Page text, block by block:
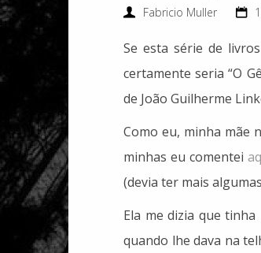
Fabricio Muller
Se esta série de
certamente seria “O
de João Guilherme
Como eu, minha mãe
minhas eu comentei
(devia ter mais
Ela me dizia que
quando lhe dava na